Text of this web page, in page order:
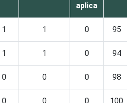
aplica
1 1 0 95
1 1 0 94
0 0 0 98
0 0 0 100